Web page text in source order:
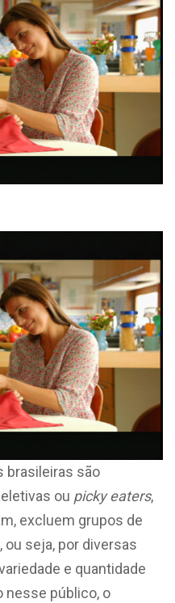
brasileiras são
ou picky eaters,
excluem grupos de
seja, por diversas
e quantidade
nesse público, o